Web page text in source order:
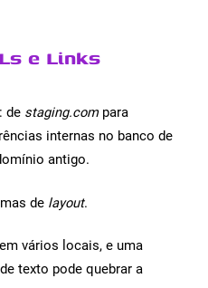
e Links
de staging.compara
internas no banco de
antigo.
de layout.
vários locais, e uma
texto pode quebrar a